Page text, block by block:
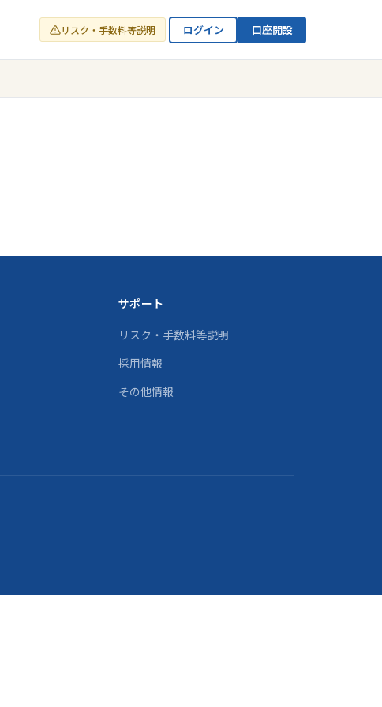
リスク・手数料等説明 ログイン 口座開設
サポート
リスク・手数料等説明
採用情報
その他情報